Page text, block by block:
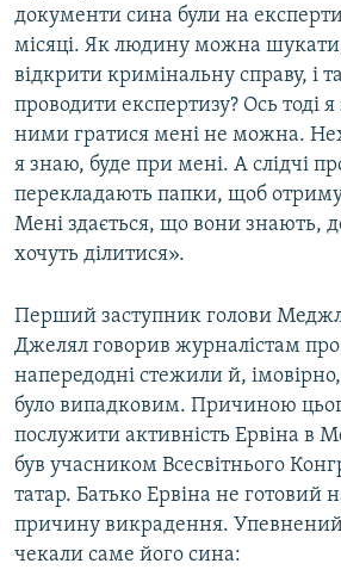
документи сина були на
місяці. Як людину можна
відкрити кримінальну справу, і
проводити експертизу? Ось тоді
ними гратися мені не можна.
я знаю, буде при мені. А слідчі
перекладають папки, щоб
Мені здається, що вони знають,
хочуть ділитися».
Перший заступник голови
Джелял говорив журналістам
напередодні стежили й,
було випадковим. Причиною
послужити активність Ервіна в
був учасником Всесвітнього
татар. Батько Ервіна не готовий
причину викрадення.
чекали саме його сина: